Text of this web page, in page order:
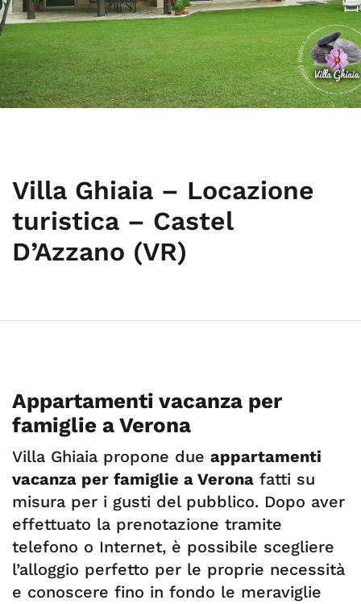
Villa Ghiaia – Locazione
turistica – Castel
D’Azzano (VR)
Appartamenti vacanza per
famiglie a Verona
Villa Ghiaia propone due appartamenti
vacanza per famiglie a Verona fatti su
misura per i gusti del pubblico. Dopo aver
effettuato la prenotazione tramite
telefono o Internet, è possibile scegliere
l’alloggio perfetto per le proprie necessità
e conoscere fino in fondo le meraviglie